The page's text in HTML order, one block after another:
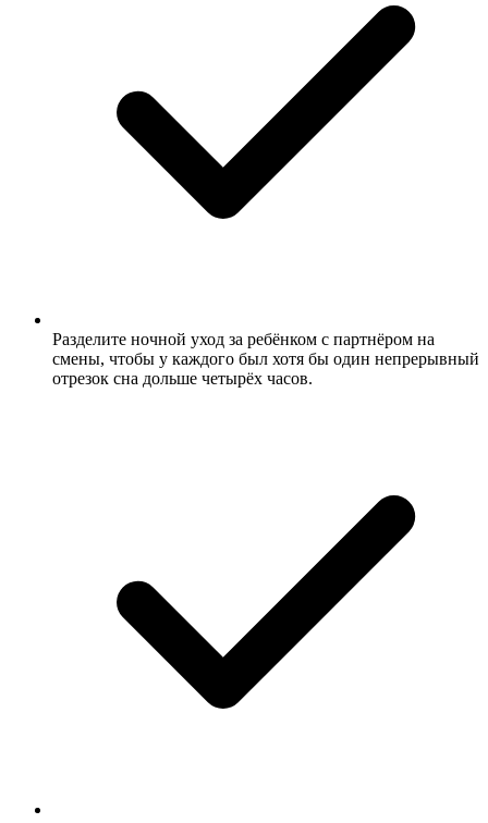
Разделите ночной уход за ребёнком с партнёром на
смены, чтобы у каждого был хотя бы один непрерывный
отрезок сна дольше четырёх часов.